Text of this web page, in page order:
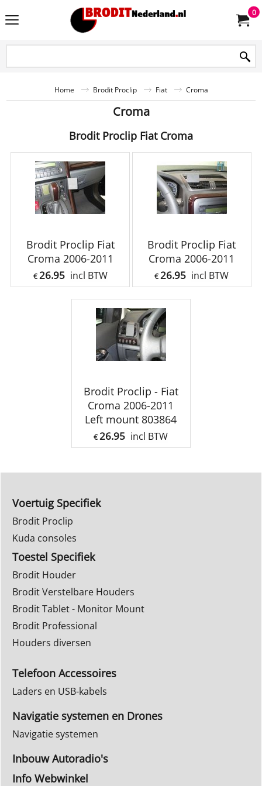
0
Home Brodit Proclip Fiat Croma
Croma
Brodit Proclip Fiat Croma
Brodit Proclip Fiat
Croma 2006-2011
€ 26.95 incl BTW
Brodit Proclip Fiat
Croma 2006-2011
€ 26.95 incl BTW
Brodit Proclip - Fiat
Croma 2006-2011
Left mount 803864
€ 26.95 incl BTW
Voertuig Specifiek
Brodit Proclip
Kuda consoles
Toestel Specifiek
Brodit Houder
Brodit Verstelbare Houders
Brodit Tablet - Monitor Mount
Brodit Professional
Houders diversen
Telefoon Accessoires
Laders en USB-kabels
Navigatie systemen en Drones
Navigatie systemen
Inbouw Autoradio's
Info Webwinkel